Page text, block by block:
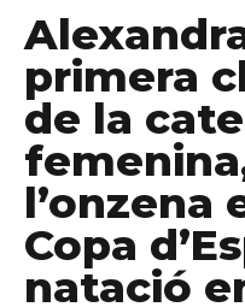
primera
de la
l’onzena
Copa
natació